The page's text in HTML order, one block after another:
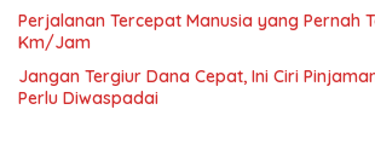
Perjalanan Tercepat Manusia yang Pernah
Km/Jam
Jangan Tergiur Dana Cepat, Ini Ciri
Perlu Diwaspadai